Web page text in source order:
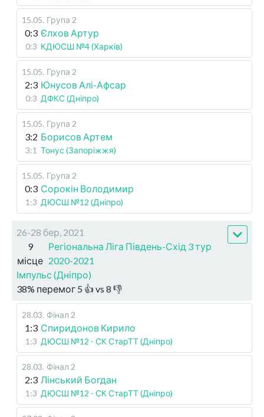
15.05. Група 2
0:3 Єлхов Артур
0:3 КДЮСШ №4 (Харків)
15.05. Група 2
2:3 Юнусов Алі-Афсар
0:3 ДФКС (Дніпро)
15.05. Група 2
3:2 Борисов Артем
3:1 Тонус (Запоріжжя)
15.05. Група 2
0:3 Сорокін Володимир
1:3 ДЮСШ №12 (Дніпро)
26-28 бер, 2021
9
місце
Регіональна Ліга Південь-Схід 3 тур
2020-2021
Імпульс (Дніпро)
38% перемог 5 👍 vs 8 👎
28.03. Фінал 2
1:3 Спиридонов Кирило
1:3 ДЮСШ №12 - СК СтарТТ (Дніпро)
28.03. Фінал 2
2:3 Лінський Богдан
1:3 ДЮСШ №12 - СК СтарТТ (Дніпро)